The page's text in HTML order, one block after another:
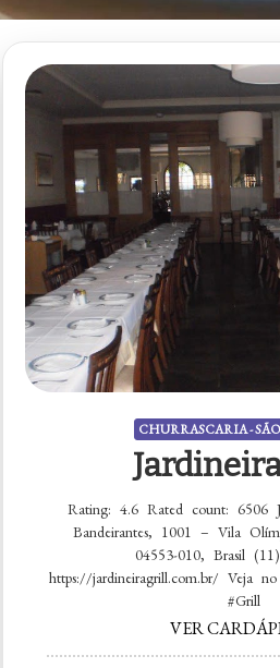
CHURRASCARIA -
Rating: 4.6 Rated count: 6506
Bandeirantes, 1001 – Vila
04553-010, Brasil
https://jardineiragrill.com.br/ Veja
#Grill
VER